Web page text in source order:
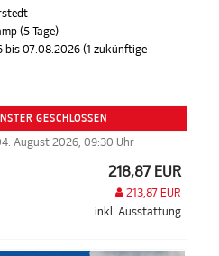
(5 Tage)
bis 07.08.2026 (1 zukünftige
GESCHLOSSEN
August 2026, 09:30 Uhr
218,87 EUR
213,87 EUR
inkl. Ausstattung